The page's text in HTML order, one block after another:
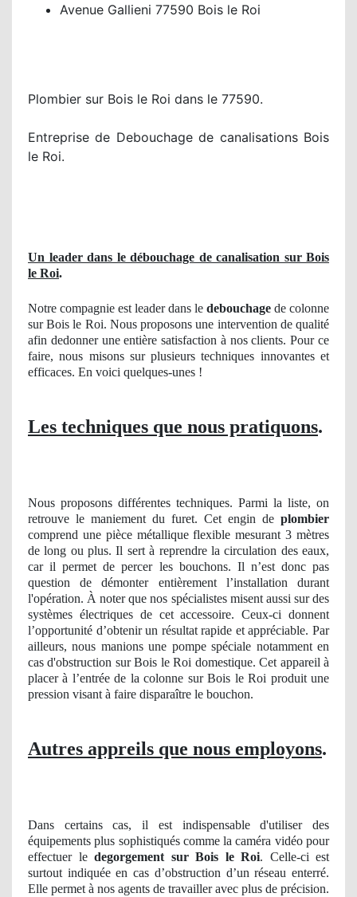
Avenue Gallieni 77590 Bois le Roi
Plombier sur Bois le Roi dans le 77590.
Entreprise de Debouchage de canalisations Bois
le Roi.
Un leader dans le débouchage de canalisation sur Bois
le Roi.
Notre compagnie est leader dans le debouchage de colonne
sur Bois le Roi. Nous proposons une intervention de qualité
afin dedonner une entière satisfaction à nos clients. Pour ce
faire, nous misons sur plusieurs techniques innovantes et
efficaces. En voici quelques-unes !
Les techniques que nous pratiquons.
Nous proposons différentes techniques. Parmi la liste, on
retrouve le maniement du furet. Cet engin de plombier
comprend une pièce métallique flexible mesurant 3 mètres
de long ou plus. Il sert à reprendre la circulation des eaux,
car il permet de percer les bouchons. Il n’est donc pas
question de démonter entièrement l’installation durant
l'opération. À noter que nos spécialistes misent aussi sur des
systèmes électriques de cet accessoire. Ceux-ci donnent
l’opportunité d’obtenir un résultat rapide et appréciable. Par
ailleurs, nous manions une pompe spéciale notamment en
cas d'obstruction sur Bois le Roi domestique. Cet appareil à
placer à l’entrée de la colonne sur Bois le Roi produit une
pression visant à faire disparaître le bouchon.
Autres appreils que nous employons.
Dans certains cas, il est indispensable d'utiliser des
équipements plus sophistiqués comme la caméra vidéo pour
effectuer le degorgement sur Bois le Roi. Celle-ci est
surtout indiquée en cas d’obstruction d’un réseau enterré.
Elle permet à nos agents de travailler avec plus de précision.